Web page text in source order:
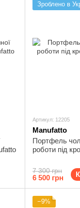
Зроблено в
Артикул: 12205
Manufatto
Портфель
роботи під
7 300 грн
6 500 грн
−9%